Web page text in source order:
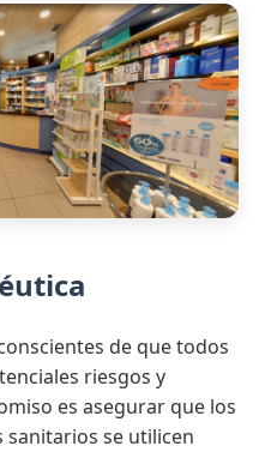
de que todos
riesgos y
es asegurar que los
se utilicen